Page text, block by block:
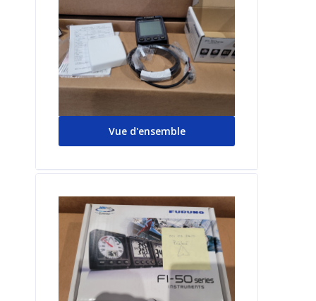
Vue d'ensemble